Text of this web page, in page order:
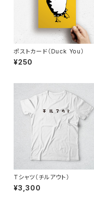
ポストカード（Duck You）
¥250
Tシャツ（チルアウト）
¥3,300